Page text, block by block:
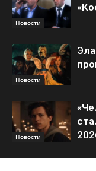
Новости
Новости
Новости